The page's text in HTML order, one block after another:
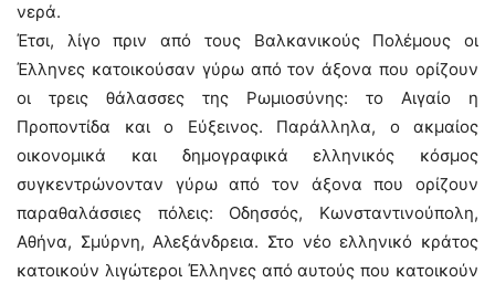
νερά.
Έτσι, λίγο πριν από τους Βαλκανικούς Πολέμους οι
Έλληνες κατοικούσαν γύρω από τον άξονα που ορίζουν
οι τρεις θάλασσες της Ρωμιοσύνης: το Αιγαίο η
Προποντίδα και ο Εύξεινος. Παράλληλα, ο ακμαίος
οικονομικά και δημογραφικά ελληνικός κόσμος
συγκεντρώνονταν γύρω από τον άξονα που ορίζουν
παραθαλάσσιες πόλεις: Οδησσός, Κωνσταντινούπολη,
Αθήνα, Σμύρνη, Αλεξάνδρεια. Στο νέο ελληνικό κράτος
κατοικούν λιγώτεροι Έλληνες από αυτούς που κατοικούν